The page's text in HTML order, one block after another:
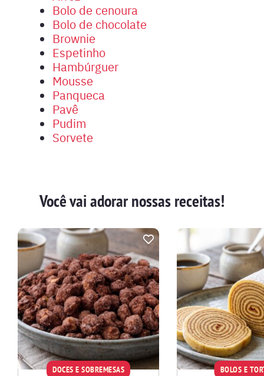
Bolo de cenoura
Bolo de chocolate
Brownie
Espetinho
Hambúrguer
Mousse
Panqueca
Pavê
Pudim
Sorvete
Você vai adorar nossas receitas!
DOCES E SOBREMESAS BOLOS E